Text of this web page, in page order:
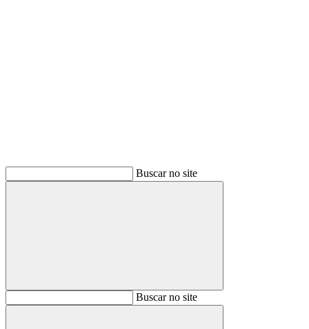
Buscar no site
BuscarBuscar no site